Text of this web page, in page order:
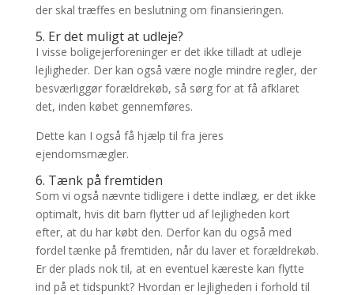
der skal træffes en beslutning om finansieringen.
5. Er det muligt at udleje?
I visse boligejerforeninger er det ikke tilladt at udleje
lejligheder. Der kan også være nogle mindre regler, der
besværliggør forældrekøb, så sørg for at få afklaret
det, inden købet gennemføres.
Dette kan I også få hjælp til fra jeres
ejendomsmægler.
6. Tænk på fremtiden
Som vi også nævnte tidligere i dette indlæg, er det ikke
optimalt, hvis dit barn flytter ud af lejligheden kort
efter, at du har købt den. Derfor kan du også med
fordel tænke på fremtiden, når du laver et forældrekøb.
Er der plads nok til, at en eventuel kæreste kan flytte
ind på et tidspunkt? Hvordan er lejligheden i forhold til